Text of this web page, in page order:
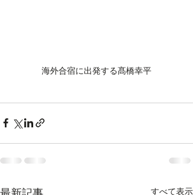
海外合宿に出発する髙橋幸平
すべて表示